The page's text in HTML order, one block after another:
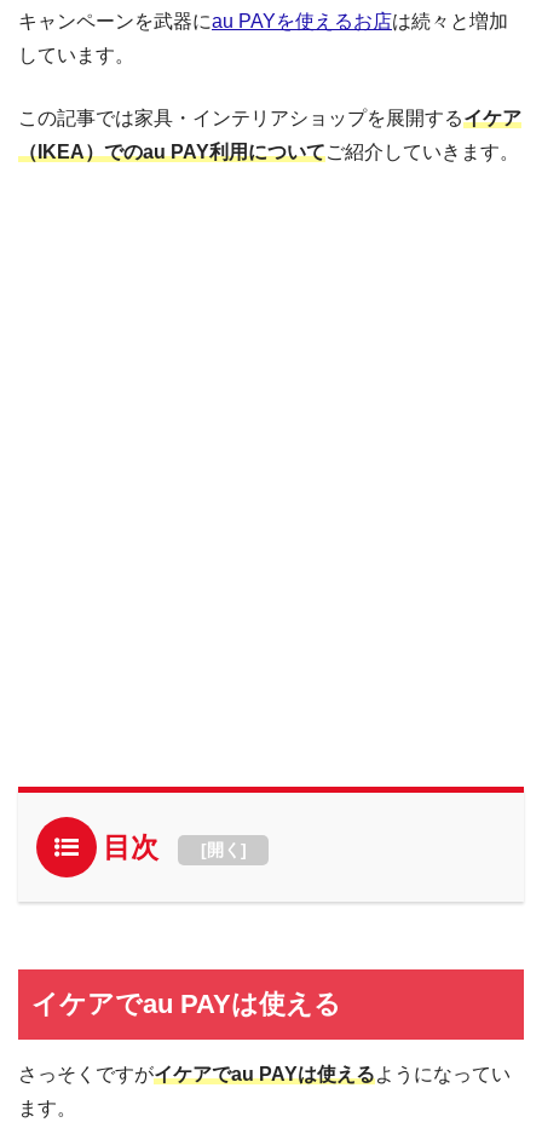
キャンペーンを武器にau PAYを使えるお店は続々と増加
しています。
この記事では家具・インテリアショップを展開するイケア
（IKEA）でのau PAY利用についてご紹介していきます。
目次 [開く ]
イケアでau PAYは使える
さっそくですがイケアでau PAYは使えるようになってい
ます。